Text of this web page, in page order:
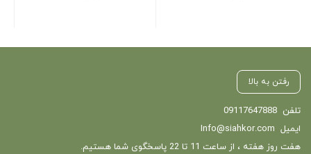
رفتن به بالا
تلفن 09117647888
ایمیل Info@siahkor.com
هفت روز هفته ، از ساعت 11 تا 22 پاسخگوی شما هستیم.